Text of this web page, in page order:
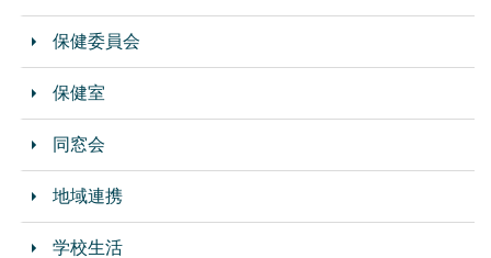
保健委員会
保健室
同窓会
地域連携
学校生活